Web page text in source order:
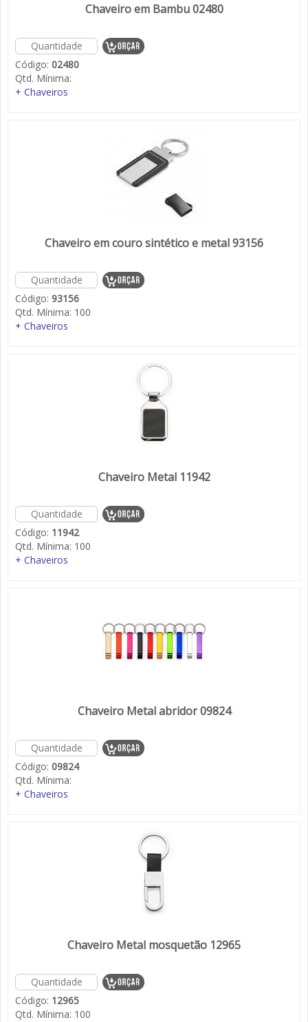
Chaveiro em Bambu 02480
Código: 02480
Qtd. Mínima:
+ Chaveiros
Chaveiro em couro sintético e metal 93156
Código: 93156
Qtd. Mínima: 100
+ Chaveiros
Chaveiro Metal 11942
Código: 11942
Qtd. Mínima: 100
+ Chaveiros
Chaveiro Metal abridor 09824
Código: 09824
Qtd. Mínima:
+ Chaveiros
Chaveiro Metal mosquetão 12965
Código: 12965
Qtd. Mínima: 100